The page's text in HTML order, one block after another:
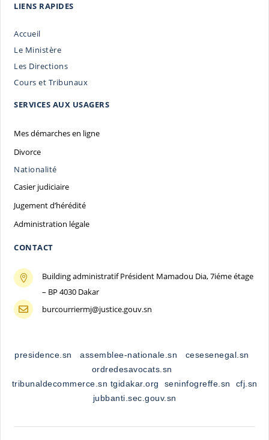
LIENS RAPIDES
Accueil
Le Ministère
Les Directions
Cours et Tribunaux
SERVICES AUX USAGERS
Mes démarches en ligne
Divorce
Nationalité
Casier judiciaire
Jugement d’hérédité
Administration légale
CONTACT

Building administratif Président Mamadou Dia, 7iéme étage
– BP 4030 Dakar
 burcourriermj@justice.gouv.sn
presidence.sn assemblee-nationale.sn
cesesenegal.sn
ordredesavocats.sn
tribunaldecommerce.sn tgidakar.org seninfogreffe.sn
cfj.sn
jubbanti.sec.gouv.sn